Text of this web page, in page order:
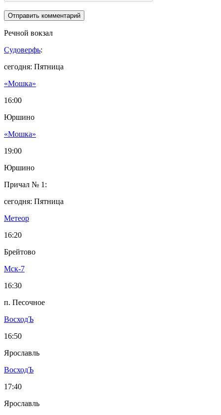
Речной вокзал
Судоверфь:
сегодня: Пятница
«Мошка»
16:00
Юршино
«Мошка»
19:00
Юршино
Причал № 1:
сегодня: Пятница
Метеор
16:20
Брейтово
Мск-7
16:30
п. Песочное
ВосходЪ
16:50
Ярославль
ВосходЪ
17:40
Ярославль